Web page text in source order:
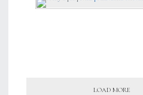
LOAD MORE